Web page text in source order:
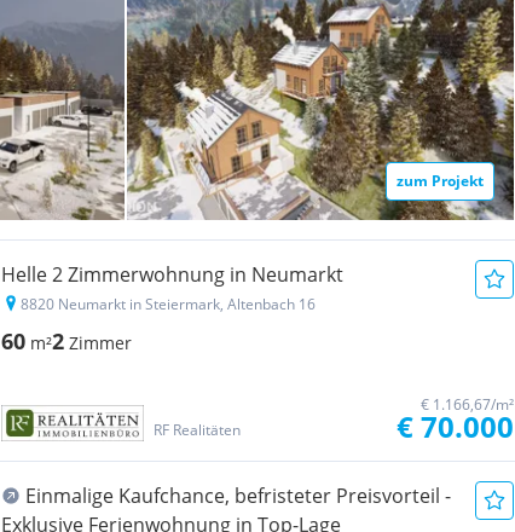
zum Projekt
Helle 2 Zimmerwohnung in Neumarkt
8820 Neumarkt in Steiermark, Altenbach 16
60 m²2 Zimmer
RF Realitäten
€ 1.166,67/m²
€ 70.000
Einmalige Kaufchance, befristeter Preisvorteil -
Exklusive Ferienwohnung in Top-Lage